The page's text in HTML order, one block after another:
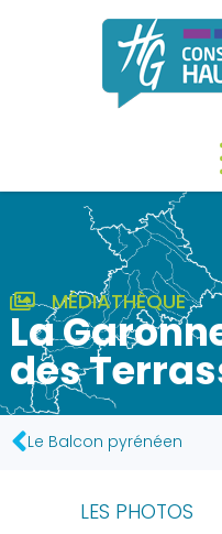
MÉDIATHÈQUE
La
des
Le Balcon pyrénéen
LES PHOTOS